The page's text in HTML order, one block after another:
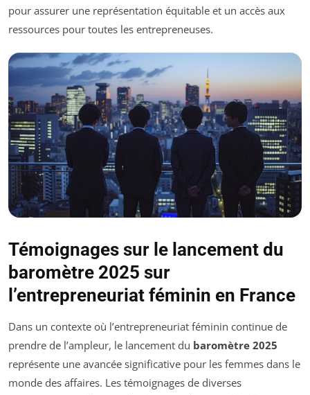
pour assurer une représentation équitable et un accès aux
ressources pour toutes les entrepreneuses.
Témoignages sur le lancement du
baromètre 2025 sur
l’entrepreneuriat féminin en France
Dans un contexte où l’entrepreneuriat féminin continue de
prendre de l’ampleur, le lancement du baromètre 2025
représente une avancée significative pour les femmes dans le
monde des affaires. Les témoignages de diverses